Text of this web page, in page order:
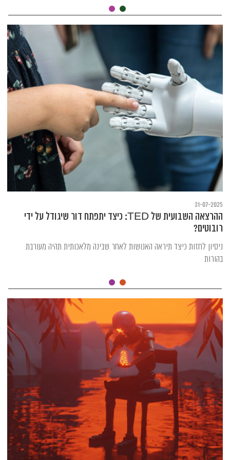
31-07-2025
ההרצאה השבועית של TED: כיצד יתפתח דור שיגודל על ידי
רובוטים?
ניסיון לחזות כיצד תיראה האנושות לאחר שבינה מלאכותית תהיה מעורבת
בהורות